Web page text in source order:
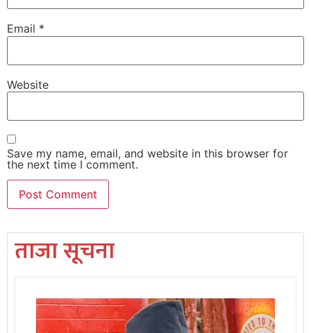
Email *
Website
Save my name, email, and website in this browser for
the next time I comment.
ताजा सूचना